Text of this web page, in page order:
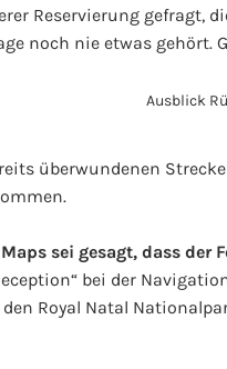
Reservierung gefragt,
noch nie etwas
überwundenen
sei gesagt, dass der
bei der
Royal Natal